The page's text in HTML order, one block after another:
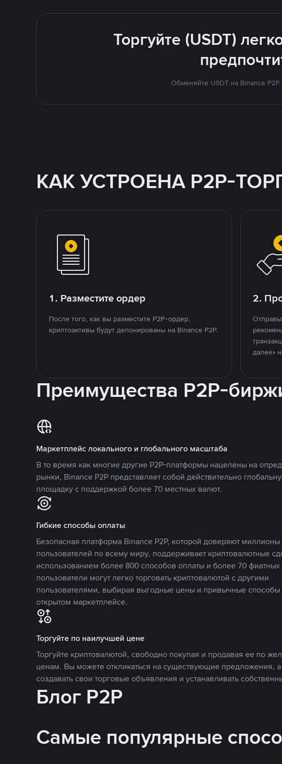
Торгуйте (USDT)
Обменяйте USDT на Binance
КАК УСТРОЕНА P2P-
1. Разместите ордер
После того, как вы разместите P2P-ордер,
криптоактивы будут депонированы на Binance P2P.
2.
далее»
Преимущества P2P-
Маркетплейс локального и глобального масштаба
В то время как многие другие P2P-платформы нацелены на
рынки, Binance P2P представляет собой действительно
площадку с поддержкой более 70 местных валют.
Гибкие способы оплаты
Безопасная платформа Binance P2P, которой доверяют миллионы
пользователей по всему миру, поддерживает криптовалютные
использованием более 800 способов оплаты и более 70
пользователи могут легко торговать криптовалютой с другими
пользователями, выбирая выгодные цены и привычные способы
открытом маркетплейсе.
Торгуйте по наилучшей цене
Торгуйте криптовалютой, свободно покупая и продавая ее по
ценам. Вы можете откликаться на существующие предложения, а
создавать свои торговые объявления и устанавливать
Блог P2P
Самые популярные